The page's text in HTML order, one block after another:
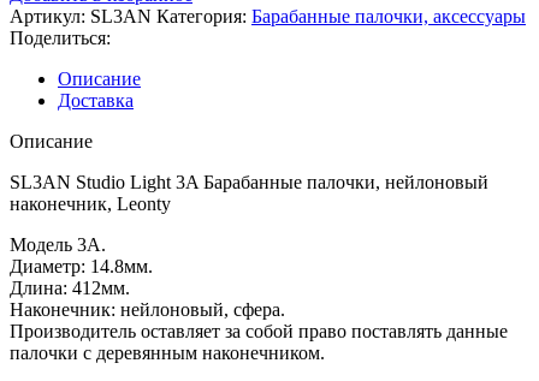
Артикул: SL3AN Категория: Барабанные палочки, аксессуары
Поделиться:
Описание
Доставка
Описание
SL3AN Studio Light 3A Барабанные палочки, нейлоновый
наконечник, Leonty
Модель 3A.
Диаметр: 14.8мм.
Длина: 412мм.
Наконечник: нейлоновый, сфера.
Производитель оставляет за собой право поставлять данные
палочки с деревянным наконечником.